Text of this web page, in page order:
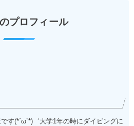
プロフィール
す(*´ω`*)゛大学1年の時にダイビングに